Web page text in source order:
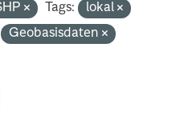
Tags:
lokal
Geobasisdaten